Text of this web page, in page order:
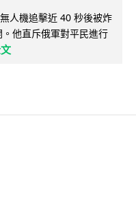
人機追擊近 40 秒後被炸
他直斥俄軍對平民進行